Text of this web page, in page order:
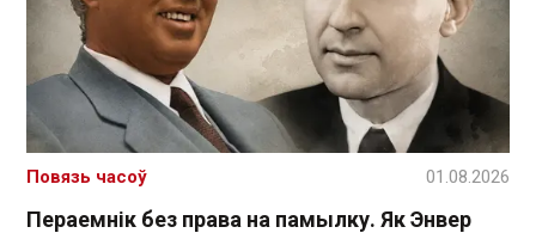
Пераемнік без права на памылку. Як Энвер
Повязь часоў 01.08.2026